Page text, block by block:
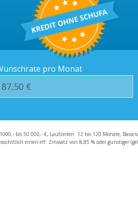
Häufige Fragen – FAQ
pro Monat
bis 50.000,- €, Laufzeiten 12 bis 120 Monate,
einen eff. Zinssatz von 8,85 % oder günstiger